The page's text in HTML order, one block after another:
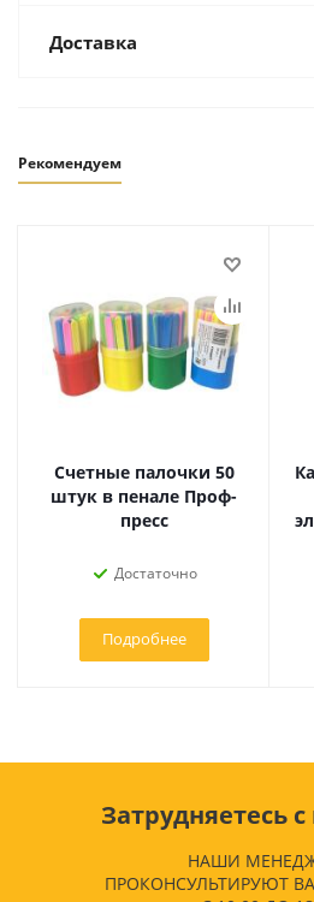
Доставка
Рекомендуем
Счетные палочки 50
штук в пенале Проф-
пресс
Достаточно
Подробнее
Затрудняетесь
НАШИ
ПРОКОНСУЛЬТИРУЮТ